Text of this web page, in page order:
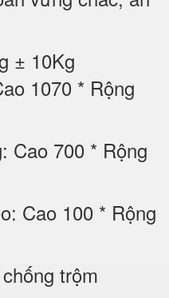
± 10Kg
1070 * Rộng
Cao 700 * Rộng
Cao 100 * Rộng
trộm